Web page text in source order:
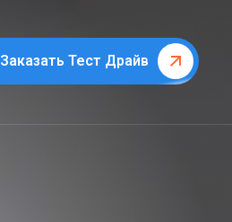
Заказать Тест Драйв